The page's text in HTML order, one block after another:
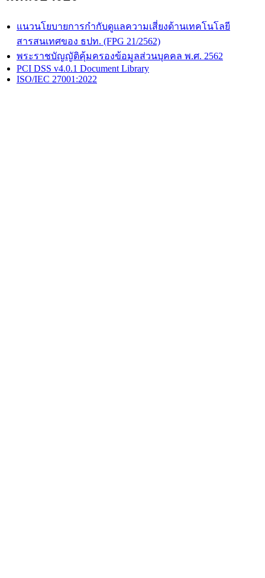
แนวนโยบายการกำกับดูแลความเสี่ยงด้านเทคโนโลยี
สารสนเทศของ ธปท. (FPG 21/2562)
พระราชบัญญัติคุ้มครองข้อมูลส่วนบุคคล พ.ศ. 2562
PCI DSS v4.0.1 Document Library
ISO/IEC 27001:2022